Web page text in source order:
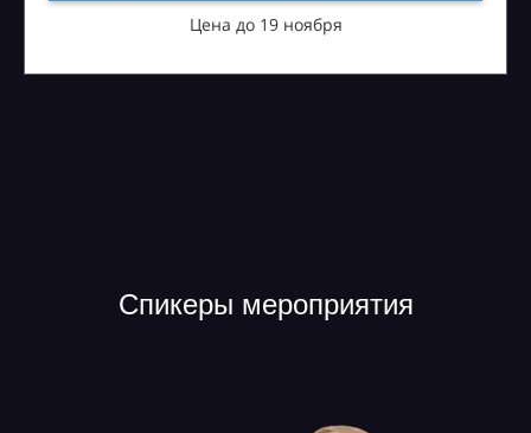
Цена до 19 ноября
Спикеры мероприятия